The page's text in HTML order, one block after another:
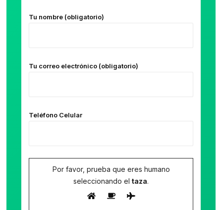
Tu nombre (obligatorio)
Tu correo electrónico (obligatorio)
Teléfono Celular
Por favor, prueba que eres humano
seleccionando el taza.